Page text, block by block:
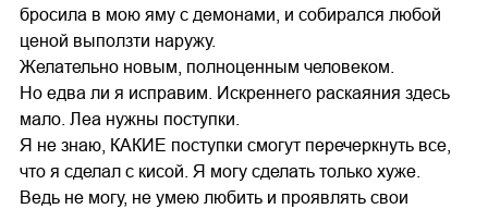
бросила в мою яму с демонами, и собирался любой
ценой выползти наружу.
Желательно новым, полноценным человеком.
Но едва ли я исправим. Искреннего раскаяния здесь
мало. Леа нужны поступки.
Я не знаю, КАКИЕ поступки смогут перечеркнуть все,
что я сделал с кисой. Я могу сделать только хуже.
Ведь не могу, не умею любить и проявлять свои